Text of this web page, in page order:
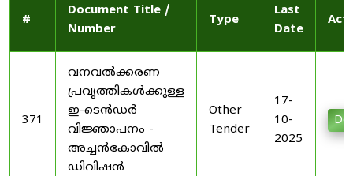
#
Document Title /
Number
Type
Last
Date
371
വനവൽക്കരണ
പ്രവൃത്തികൾക്കുള്ള
ഇ-ടെൻഡർ
വിജ്ഞാപനം -
അച്ചൻകോവിൽ
ഡിവിഷൻ
Other
Tender
17-
10-
2025